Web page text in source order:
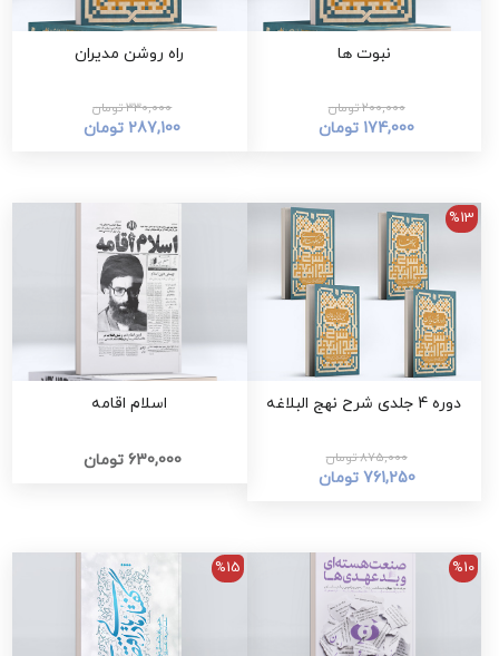
نبوت ها
200,000 تومان
174,000 تومان
راه روشن مدیران
330,000 تومان
287,100 تومان
%13
دوره 4 جلدی شرح نهج البلاغه
875,000 تومان
761,250 تومان
اسلام اقامه
630,000 تومان
%10
%15